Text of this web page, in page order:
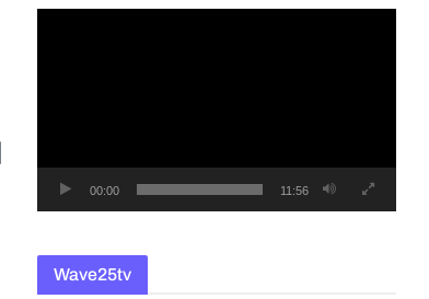
00:00 11:56
Wave25tv